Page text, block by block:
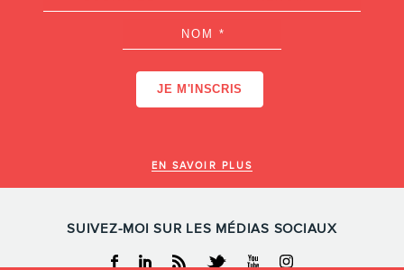
EN SAVOIR PLUS
SUIVEZ-MOI SUR LES MÉDIAS SOCIAUX
Facebook
LinkedinRSS TwitterYoutubeInstagram